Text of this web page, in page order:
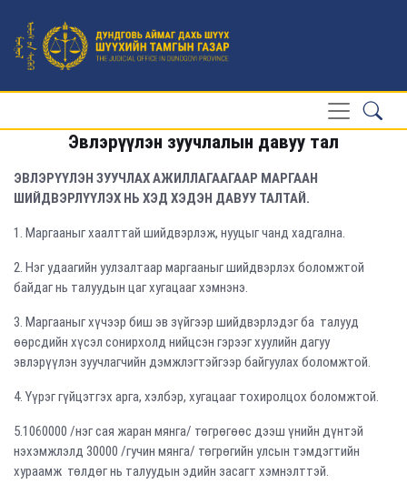
Эвлэрүүлэн зуучлалын давуу тал
ЭВЛЭРҮҮЛЭН ЗУУЧЛАХ АЖИЛЛАГААГААР МАРГААН
ШИЙДВЭРЛҮҮЛЭХ НЬ ХЭД ХЭДЭН ДАВУУ ТАЛТАЙ.
1. Маргааныг хаалттай шийдвэрлэж, нууцыг чанд хадгална.
2. Нэг удаагийн уулзалтаар маргааныг шийдвэрлэх боломжтой
байдаг нь талуудын цаг хугацааг хэмнэнэ.
3. Маргааныг хүчээр биш эв зүйгээр шийдвэрлэдэг ба талууд
өөрсдийн хүсэл сонирхолд нийцсэн гэрээг хуулийн дагуу
эвлэрүүлэн зуучлагчийн дэмжлэгтэйгээр байгуулах боломжтой.
4. Үүрэг гүйцэтгэх арга, хэлбэр, хугацааг тохиролцох боломжтой.
5.1060000 /нэг сая жаран мянга/ төгрөгөөс дээш үнийн дүнтэй
нэхэмжлэлд 30000 /гучин мянга/ төгрөгийн улсын тэмдэгтийн
хураамж төлдөг нь талуудын эдийн засагт хэмнэлттэй.